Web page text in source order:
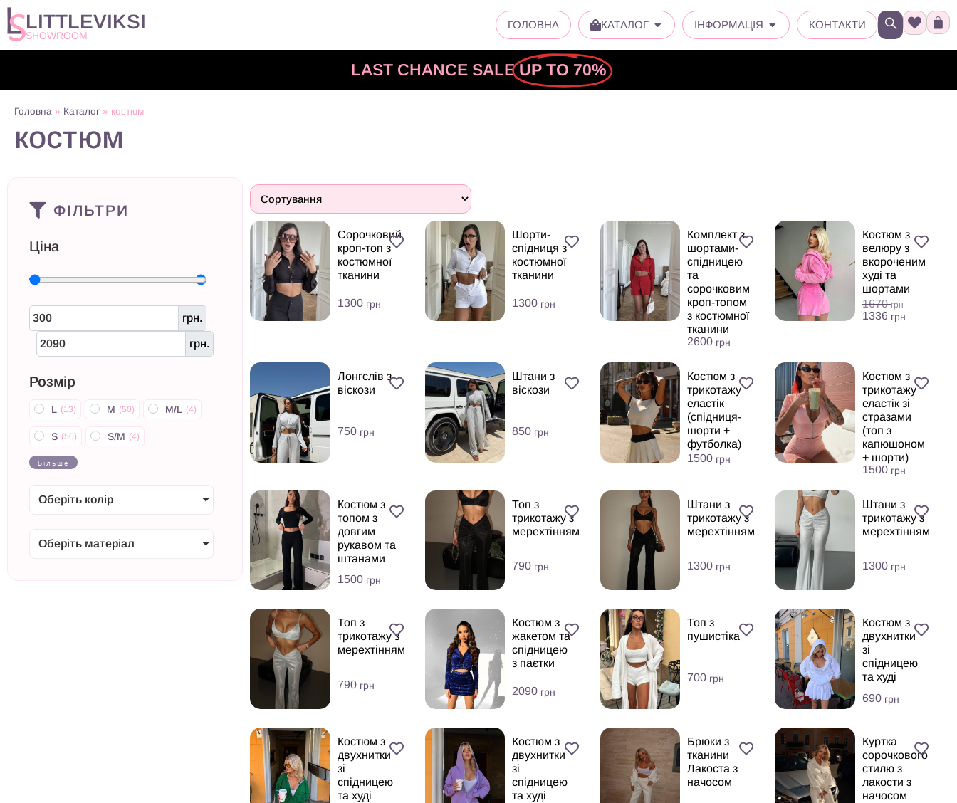
LITTLEVIKSI
SHOWROOM
ГОЛОВНА КАТАЛОГ ІНФОРМАЦІЯ КОНТАКТИ
LAST CHANCE SALEUP TO 70%
Головна » Каталог » костюм
костюм
ФІЛЬТРИ
Ціна
грн.
грн.
Розмір
L (13) M (50) M/L (4)
S (50) S/M (4)
Більше
Оберіть колір
Оберіть матеріал
Сорочковий
кроп-топ з
костюмної
тканини
1300 грн
Шорти-
спідниця з
костюмної
тканини
1300 грн
Комплект з
шортами-
спідницею
та
сорочковим
кроп-топом
з костюмної
тканини
2600 грн
Костюм з
велюру з
вкороченим
худі та
шортами
1670грн
1336 грн
Лонгслів з
віскози
750 грн
Штани з
віскози
850 грн
Костюм з
трикотажу
еластік
(спідниця-
шорти +
футболка)
1500 грн
Костюм з
трикотажу
еластік зі
стразами
(топ з
капюшоном
+ шорти)
1500 грн
Костюм з
топом з
довгим
рукавом та
штанами
1500 грн
Топ з
трикотажу з
мерехтінням
790 грн
Штани з
трикотажу з
мерехтінням
1300 грн
Штани з
трикотажу з
мерехтінням
1300 грн
Топ з
трикотажу з
мерехтінням
790 грн
Костюм з
жакетом та
спідницею
з паєтки
2090 грн
Топ з
пушистіка
700 грн
Костюм з
двухнитки
зі
спідницею
та худі
690 грн
Костюм з
двухнитки
зі
спідницею
та худі
Костюм з
двухнитки
зі
спідницею
та худі
Брюки з
тканини
Лакоста з
начосом
Куртка
сорочкового
стилю з
лакости з
начосом